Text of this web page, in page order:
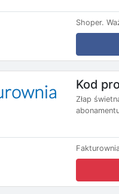
Shoper.
Kod
Złap